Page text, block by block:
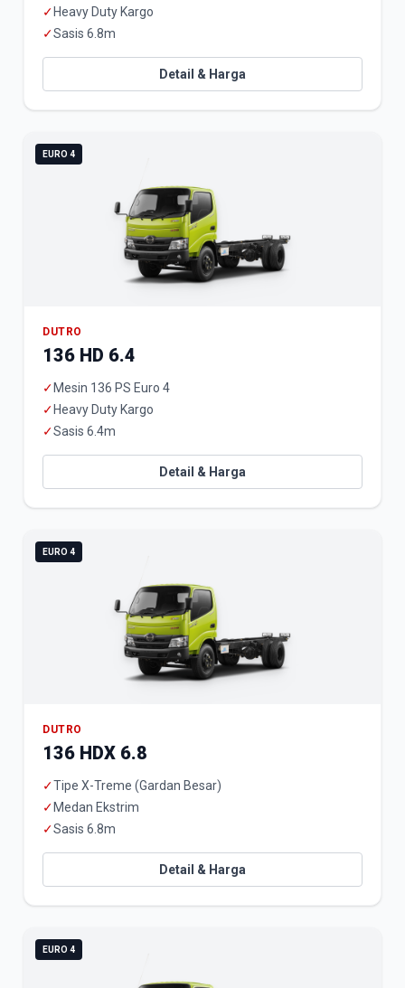
✓ Heavy Duty Kargo
✓Sasis 6.8m
Detail & Harga
EURO 4
DUTRO
136 HD 6.4
✓ Mesin 136 PS Euro 4
✓ Heavy Duty Kargo
✓Sasis 6.4m
Detail & Harga
EURO 4
DUTRO
136 HDX 6.8
✓Tipe X-Treme (Gardan Besar)
✓ Medan Ekstrim
✓Sasis 6.8m
Detail & Harga
EURO 4